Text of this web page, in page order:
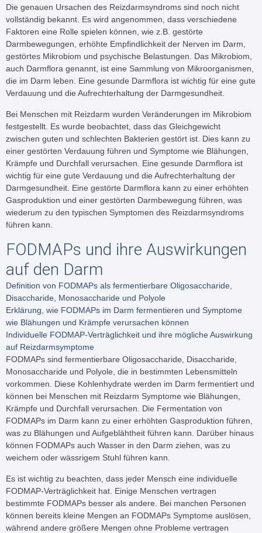
Die genauen Ursachen des Reizdarmsyndroms sind noch nicht
vollständig bekannt. Es wird angenommen, dass verschiedene
Faktoren eine Rolle spielen können, wie z.B. gestörte
Darmbewegungen, erhöhte Empfindlichkeit der Nerven im Darm,
gestörtes Mikrobiom und psychische Belastungen. Das Mikrobiom,
auch Darmflora genannt, ist eine Sammlung von Mikroorganismen,
die im Darm leben. Eine gesunde Darmflora ist wichtig für eine gute
Verdauung und die Aufrechterhaltung der Darmgesundheit.
Bei Menschen mit Reizdarm wurden Veränderungen im Mikrobiom
festgestellt. Es wurde beobachtet, dass das Gleichgewicht
zwischen guten und schlechten Bakterien gestört ist. Dies kann zu
einer gestörten Verdauung führen und Symptome wie Blähungen,
Krämpfe und Durchfall verursachen. Eine gesunde Darmflora ist
wichtig für eine gute Verdauung und die Aufrechterhaltung der
Darmgesundheit. Eine gestörte Darmflora kann zu einer erhöhten
Gasproduktion und einer gestörten Darmbewegung führen, was
wiederum zu den typischen Symptomen des Reizdarmsyndroms
führen kann.
FODMAPs und ihre Auswirkungen
auf den Darm
Definition von FODMAPs als fermentierbare Oligosaccharide,
Disaccharide, Monosaccharide und Polyole
Erklärung, wie FODMAPs im Darm fermentieren und Symptome
wie Blähungen und Krämpfe verursachen können
Individuelle FODMAP-Verträglichkeit und ihre mögliche Auswirkung
auf Reizdarmsymptome
FODMAPs sind fermentierbare Oligosaccharide, Disaccharide,
Monosaccharide und Polyole, die in bestimmten Lebensmitteln
vorkommen. Diese Kohlenhydrate werden im Darm fermentiert und
können bei Menschen mit Reizdarm Symptome wie Blähungen,
Krämpfe und Durchfall verursachen. Die Fermentation von
FODMAPs im Darm kann zu einer erhöhten Gasproduktion führen,
was zu Blähungen und Aufgeblähtheit führen kann. Darüber hinaus
können FODMAPs auch Wasser in den Darm ziehen, was zu
weichem oder wässrigem Stuhl führen kann.
Es ist wichtig zu beachten, dass jeder Mensch eine individuelle
FODMAP-Verträglichkeit hat. Einige Menschen vertragen
bestimmte FODMAPs besser als andere. Bei manchen Personen
können bereits kleine Mengen an FODMAPs Symptome auslösen,
während andere größere Mengen ohne Probleme vertragen